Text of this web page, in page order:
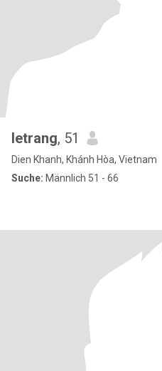
letrang, 51
Dien Khanh, Khánh Hòa, Vietnam
Suche: Männlich 51 - 66